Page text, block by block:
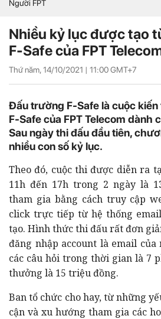
Người FPT
Nhiều kỷ lục được tạo
F-Safe của FPT
Thứ năm, 14/10/2021 | 11:00GMT+7
Đấu trường F-Safe là cuộc
F-Safe của FPT Telecom dành
Sau ngày thi đấu đầu tiên,
nhiều con số kỷ lục.
Theo đó, cuộc thi được diễn ra
11h đến 17h trong 2 ngày là
tham gia bằng cách truy cập
click trực tiếp từ hệ thống
tạo. Hình thức thi đấu rất đơn
đăng nhập account là email
các câu hỏi trong thời gian là 7
thưởng là 15 triệu đồng.
Ban tổ chức cho hay, từ những
cận và xu hướng tham gia các